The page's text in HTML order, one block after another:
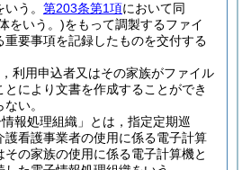
う。 第203条第1項において同
をいう。)をもって調製するファイ
重要事項を記録したものを交付する
利用申込者又はその家族がファイル
により文書を作成することができ
い。
報処理組織」とは，指定定期巡
護看護事業者の使用に係る電子計算
の家族の使用に係る電子計算機と